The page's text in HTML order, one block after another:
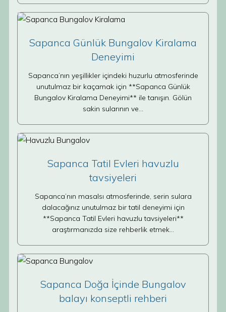
Sapanca Günlük Bungalov Kiralama
Deneyimi
Sapanca’nın yeşillikler içindeki huzurlu atmosferinde
unutulmaz bir kaçamak için **Sapanca Günlük
Bungalov Kiralama Deneyimi** ile tanışın. Gölün
sakin sularının ve…
Sapanca Tatil Evleri havuzlu
tavsiyeleri
Sapanca’nın masalsı atmosferinde, serin sulara
dalacağınız unutulmaz bir tatil deneyimi için
**Sapanca Tatil Evleri havuzlu tavsiyeleri**
araştırmanızda size rehberlik etmek…
Sapanca Doğa İçinde Bungalov
balayı konseptli rehberi